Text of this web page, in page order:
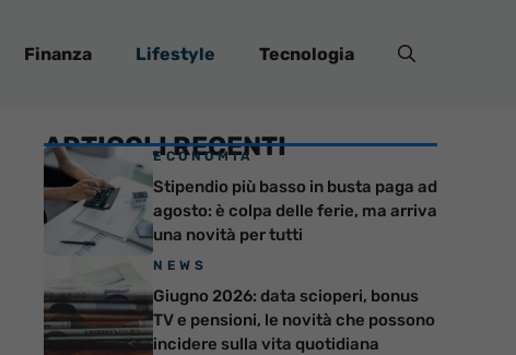
Finanza Lifestyle Tecnologia
ARTICOLI RECENTI
ECONOMIA
Stipendio più basso in busta paga ad
agosto: è colpa delle ferie, ma arriva
una novità per tutti
NEWS
Giugno 2026: data scioperi, bonus
TV e pensioni, le novità che possono
incidere sulla vita quotidiana